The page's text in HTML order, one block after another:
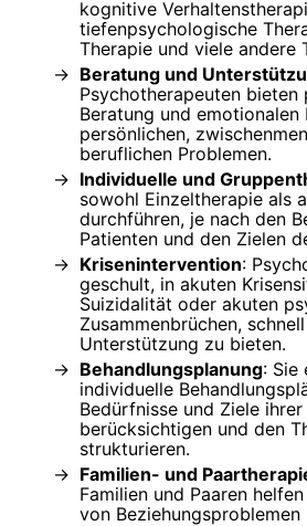
kognitive
tiefenpsychologische
Therapie und viele andere
Beratung und
Psychotherapeuten bieten
Beratung und emotionalen
persönlichen,
beruflichen Problemen.
Individuelle und
sowohl Einzeltherapie als
durchführen, je nach den
Patienten und den Zielen
Krisenintervention:
geschult, in akuten
Suizidalität oder akuten
Zusammenbrüchen,
Unterstützung zu bieten.
Behandlungsplanung: Sie
individuelle
Bedürfnisse und Ziele
berücksichtigen und den
strukturieren.
Familien- und
Familien und Paaren
von Beziehungsproblemen